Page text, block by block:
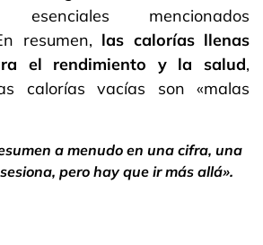
esenciales mencionados
resumen, las calorías llenas
el rendimiento y la salud,
calorías vacías son «malas
a menudo en una cifra, una
pero hay que ir más allá».